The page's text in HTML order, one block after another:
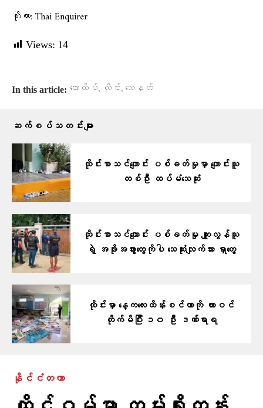
ကိုးကား: Thai Enquirer
Views: 14
In this article: ကောလိပ်, ထိုင်း, သေနတ်
ဆက်စပ်သတင်းများ
ထိုင်းစာသင်ကျောင်း ပစ်ခတ်မှုမှာ ကျောင်းသူ
တစ်ဦး ထပ်မံသေဆုံး
ထိုင်းစာသင်ကျောင်း ပစ်ခတ်မှု ကျူးလွန်သူ
ရဲ့ အဖိုးအဖွားတွေကိုပါ သေဆုံးလျက်သား ရှာတွေ့
ထိုင်းမှာ နေ့ကလေးထိန်းစင်တာကို ကားဝင်
တိုက်မိပြီး ၁၀ ဦး ဒဏ်ရာရ
နိုင်ငံတကာ